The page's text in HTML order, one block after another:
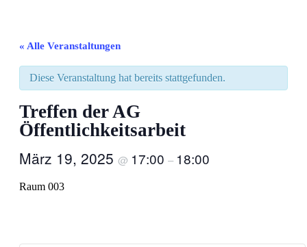
« Alle Veranstaltungen
Diese Veranstaltung hat bereits stattgefunden.
Treffen der AG
Öffentlichkeitsarbeit
März 19, 2025 @ 17:00 – 18:00
Raum 003